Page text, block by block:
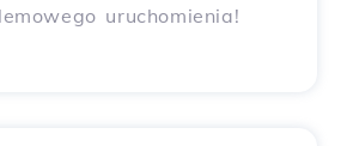
uruchomienia!